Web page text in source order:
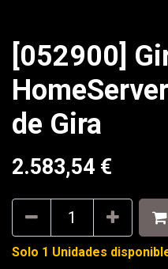
[052900]
de Gira
2.583,54 €
Solo 1 Unidades